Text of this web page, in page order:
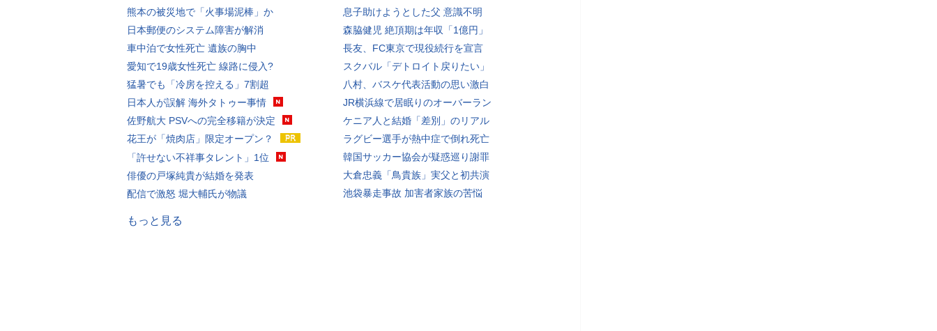
熊本の被災地で「火事場泥棒」か
日本郵便のシステム障害が解消
車中泊で女性死亡 遺族の胸中
愛知で19歳女性死亡 線路に侵入?
猛暑でも「冷房を控える」7割超
日本人が誤解 海外タトゥー事情
佐野航大 PSVへの完全移籍が決定
花王が「焼肉店」限定オープン？
「許せない不祥事タレント」1位
俳優の戸塚純貴が結婚を発表
配信で激怒 堀大輔氏が物議
息子助けようとした父 意識不明
森脇健児 絶頂期は年収「1億円」
長友、FC東京で現役続行を宣言
スクバル「デトロイト戻りたい」
八村、バスケ代表活動の思い激白
JR横浜線で居眠りのオーバーラン
ケニア人と結婚「差別」のリアル
ラグビー選手が熱中症で倒れ死亡
韓国サッカー協会が疑惑巡り謝罪
大倉忠義「鳥貴族」実父と初共演
池袋暴走事故 加害者家族の苦悩
もっと見る